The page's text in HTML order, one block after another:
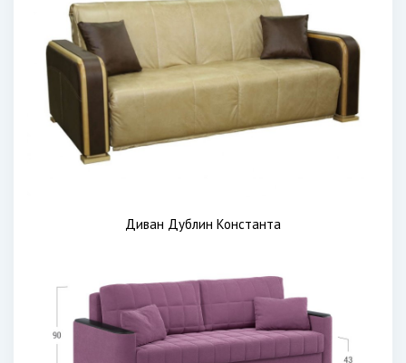
Диван Дублин Константа